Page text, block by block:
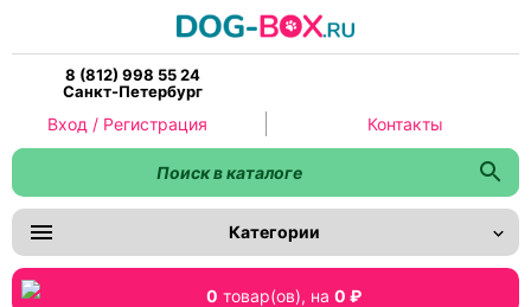
8 (812) 998 55 24
Санкт-Петербург
0 товар(ов), на 0 ₽
Категории
Вход / Регистрация Контакты